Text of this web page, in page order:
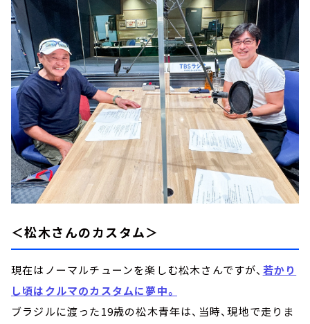
＜松木さんのカスタム＞
現在はノーマルチューンを楽しむ松木さんですが、 若かり
し頃はクルマのカスタムに夢中。
ブラジルに渡った19歳の松木青年は、当時、現地で走りま